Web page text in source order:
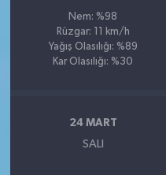
Nem: %98
Rüzgar: 11 km/h
Yağış Olasılığı: %89
Kar Olasılığı: %30
24 MART
SALI